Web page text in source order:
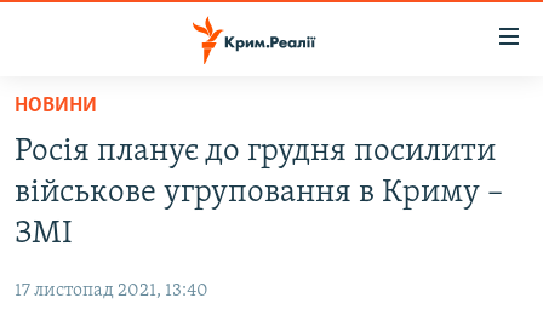
Перейти
основного
матеріалу
Перейти
до
основної
ВІДЕО ТА ФОТО
БЛОГИ
НОВИНИ
Росія планує до грудня посилити
військове угруповання в Криму –
ЗМІ
17 листопад 2021, 13:40